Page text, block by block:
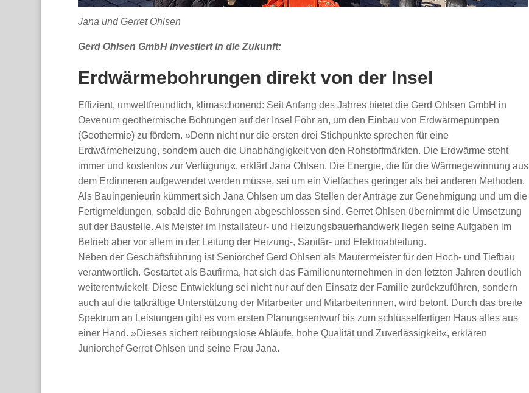
Jana und Gerret Ohlsen
Gerd Ohlsen GmbH investiert in die Zukunft:
Erdwärmebohrungen direkt von der Insel
Effizient, umweltfreundlich, klimaschonend: Seit Anfang des Jahres bietet die Gerd Ohlsen GmbH in
Oevenum geothermische Bohrungen auf der Insel Föhr an, um den Einbau von Erdwärmepumpen
(Geothermie) zu fördern. »Denn nicht nur die ersten drei Stichpunkte sprechen für eine
Erdwärmeheizung, sondern auch die Unabhängigkeit von den Rohstoffmärkten. Die Erdwärme steht
immer und kostenlos zur Verfügung«, erklärt Jana Ohlsen. Die Energie, die für die Wärmegewinnung aus
dem Erdinneren aufgewendet werden müsse, sei um ein Vielfaches geringer als bei anderen Methoden.
Als Bauingenieurin kümmert sich Jana Ohlsen um das Stellen der Anträge zur Genehmigung und um die
Fertigmeldungen, sobald die Bohrungen abgeschlossen sind. Gerret Ohlsen übernimmt die Umsetzung
auf der Baustelle. Als Meister im Installateur- und Heizungsbauerhandwerk liegen seine Aufgaben im
Betrieb aber vor allem in der Leitung der Heizung-, Sanitär- und Elektroabteilung.
Neben der Geschäftsführung ist Seniorchef Gerd Ohlsen als Maurermeister für den Hoch- und Tiefbau
verantwortlich. Gestartet als Baufirma, hat sich das Familienunternehmen in den letzten Jahren deutlich
weiterentwickelt. Diese Entwicklung sei nicht nur auf den Einsatz der Familie zurückzuführen, sondern
auch auf die tatkräftige Unterstützung der Mitarbeiter und Mitarbeiterinnen, wird betont. Durch das breite
Spektrum an Leistungen gibt es vom ersten Planungsentwurf bis zum schlüsselfertigen Haus alles aus
einer Hand. »Dieses sichert reibungslose Abläufe, hohe Qualität und Zuverlässigkeit«, erklären
Juniorchef Gerret Ohlsen und seine Frau Jana.